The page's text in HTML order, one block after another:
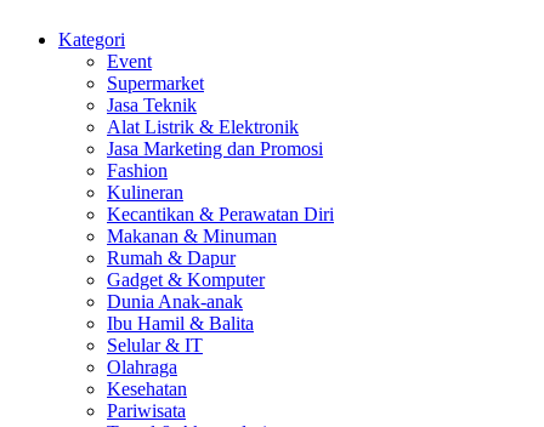
Kategori
Event
Supermarket
Jasa Teknik
Alat Listrik & Elektronik
Jasa Marketing dan Promosi
Fashion
Kulineran
Kecantikan & Perawatan Diri
Makanan & Minuman
Rumah & Dapur
Gadget & Komputer
Dunia Anak-anak
Ibu Hamil & Balita
Selular & IT
Olahraga
Kesehatan
Pariwisata